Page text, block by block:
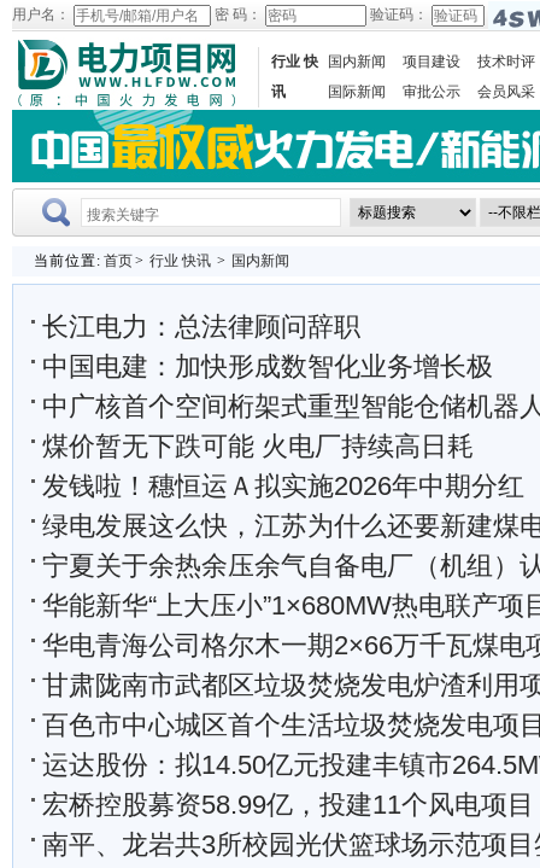
用户名： 密 码： 验证码：
行业 快
讯
国内新闻 项目建设
技术时评
国际新闻
审批公示 会员风采
当前位置: 首页> 行业 快讯 > 国内新闻
长江电力：总法律顾问辞职
中国电建：加快形成数智化业务增长极
中广核首个空间桁架式重型智能仓储机器人在宁德
煤价暂无下跌可能 火电厂持续高日耗
发钱啦！穗恒运Ａ拟实施2026年中期分红
绿电发展这么快，江苏为什么还要新建煤
宁夏关于余热余压余气自备电厂（机组）
华能新华“上大压小”1×680MW热电联产项目扩建办及新能源
华电青海公司格尔木一期2×66万千瓦煤电
甘肃陇南市武都区垃圾焚烧发电炉渣利用项目建设
百色市中心城区首个生活垃圾焚烧发电项目送出
运达股份：拟14.50亿元投建丰镇市
宏桥控股募资58.99亿，投建11个风电项目
南平、龙岩共3所校园光伏篮球场示范项